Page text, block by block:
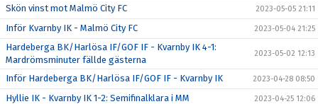
Skön vinst mot Malmö City FC 2023-05-05 21:11
Inför Kvarnby IK - Malmö City FC 2023-05-04 21:25
Hardeberga BK/Harlösa IF/GOF IF - Kvarnby IK 4-1:
Mardrömsminuter fällde gästerna
2023-05-02 12:13
Inför Hardeberga BK/Harlösa IF/GOF IF - Kvarnby IK 2023-04-28 08:50
Hyllie IK - Kvarnby IK 1-2: Semifinalklara i MM 2023-04-25 12:06